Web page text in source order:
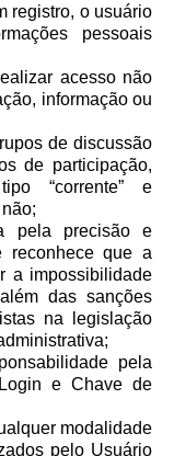
registro, o usuário
pessoais
acesso não
informação ou
de discussão
de participação,
“corrente” e
precisão e
reconhece que a
a impossibilidade
das sanções
na legislação
pela
e Chave de
modalidade
pelo Usuário